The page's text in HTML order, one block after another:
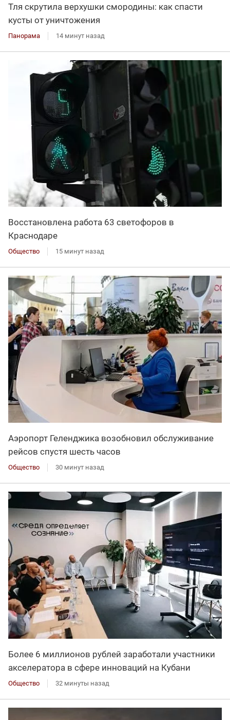
Тля скрутила верхушки смородины: как спасти
кусты от уничтожения
Панорама 14 минут назад
Восстановлена работа 63 светофоров в
Краснодаре
Общество 15 минут назад
Аэропорт Геленджика возобновил обслуживание
рейсов спустя шесть часов
Общество 30 минут назад
Более 6 миллионов рублей заработали участники
акселератора в сфере инноваций на Кубани
Общество 32 минуты назад